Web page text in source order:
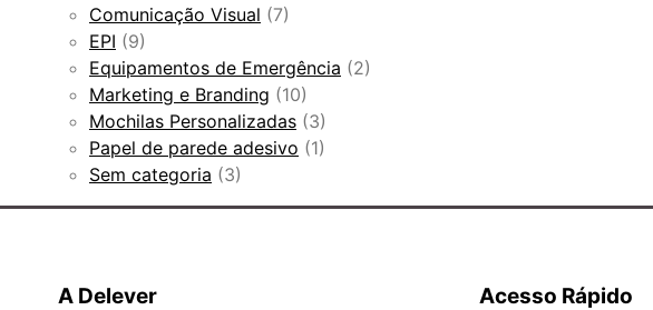
Comunicação Visual (7)
EPI (9)
Equipamentos de Emergência (2)
Marketing e Branding (10)
Mochilas Personalizadas (3)
Papel de parede adesivo (1)
Sem categoria (3)
A Delever Acesso Rápido